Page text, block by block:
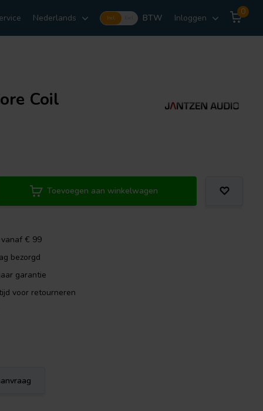
Nederlands Incl. BTW Inloggen
0
Coil
Toevoegen aan winkelwagen
€ 99
bezorgd
garantie
voor retourneren